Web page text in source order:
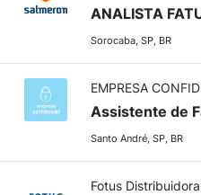
ANALISTA
Sorocaba, SP, BR
EMPRESA
Santo André, SP, BR
Fotus